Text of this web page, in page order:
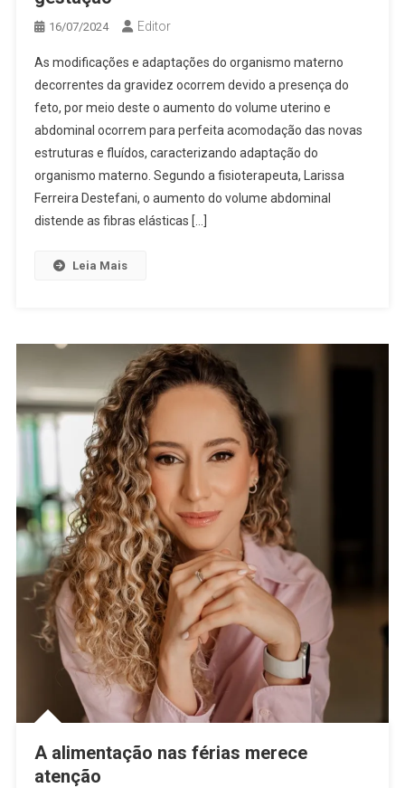
16/07/2024 Editor
As modificações e adaptações do organismo materno
decorrentes da gravidez ocorrem devido a presença do
feto, por meio deste o aumento do volume uterino e
abdominal ocorrem para perfeita acomodação das novas
estruturas e fluídos, caracterizando adaptação do
organismo materno. Segundo a fisioterapeuta, Larissa
Ferreira Destefani, o aumento do volume abdominal
distende as fibras elásticas […]
Leia Mais
A alimentação nas férias merece
atenção